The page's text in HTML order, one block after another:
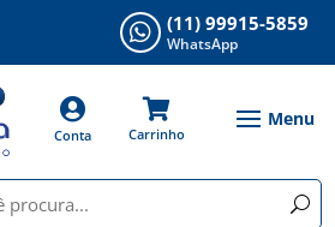
 (11) 99915-5859
WhatsApp

Conta

Carrinho